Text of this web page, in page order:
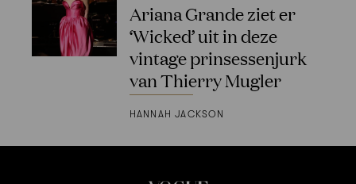
Ariana Grande ziet er
‘Wicked’ uit in deze
vintage prinsessenjurk
van Thierry Mugler
HANNAH JACKSON